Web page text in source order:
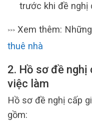
trước khi đề nghị
>>> Xem thêm:
thuê nhà
2. Hồ sơ đề nghị
việc làm
Hồ sơ đề nghị cấp
gồm: